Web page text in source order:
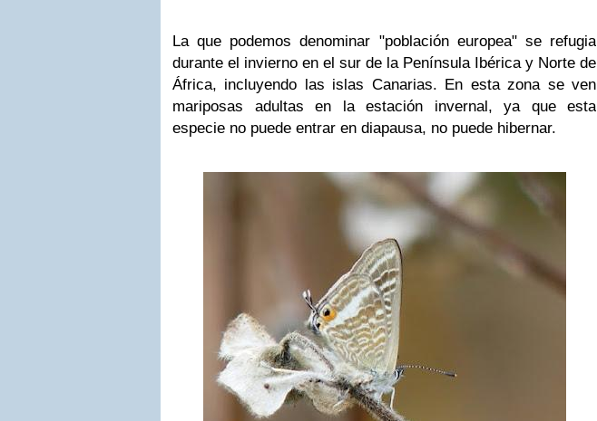
La que podemos denominar "población europea" se refugia
durante el invierno en el sur de la Península Ibérica y Norte de
África, incluyendo las islas Canarias. En esta zona se ven
mariposas adultas en la estación invernal, ya que esta
especie no puede entrar en diapausa, no puede hibernar.